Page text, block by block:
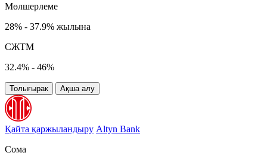
Мөлшерлеме
28% - 37.9% жылына
СЖТМ
32.4% - 46%
Толығырак Ақша алу
Қайта қаржыландыру Altyn Bank
Сома